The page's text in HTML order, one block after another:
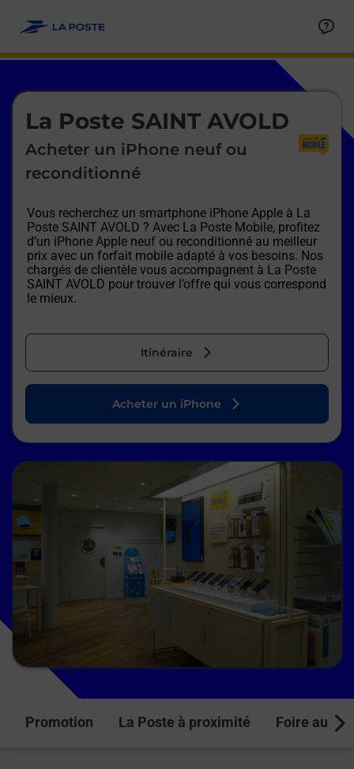
La Poste SAINT AVOLD
Acheter un iPhone neuf ou
reconditionné
Vous recherchez un smartphone iPhone Apple à La
Poste SAINT AVOLD ? Avec La Poste Mobile, profitez
d’un iPhone Apple neuf ou reconditionné au meilleur
prix avec un forfait mobile adapté à vos besoins. Nos
chargés de clientèle vous accompagnent à La Poste
SAINT AVOLD pour trouver l’offre qui vous correspond
le mieux.
Itinéraire
Le lien s'ouvre dans un nouvel onglet
Acheter un iPhone
Promotion La Poste à proximité Foire aux